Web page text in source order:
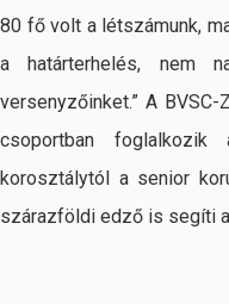
80 fő volt a létszámunk,
a határterhelés, nem
versenyzőinket.” A
csoportban
korosztálytól a senior
szárazföldi edző is segíti